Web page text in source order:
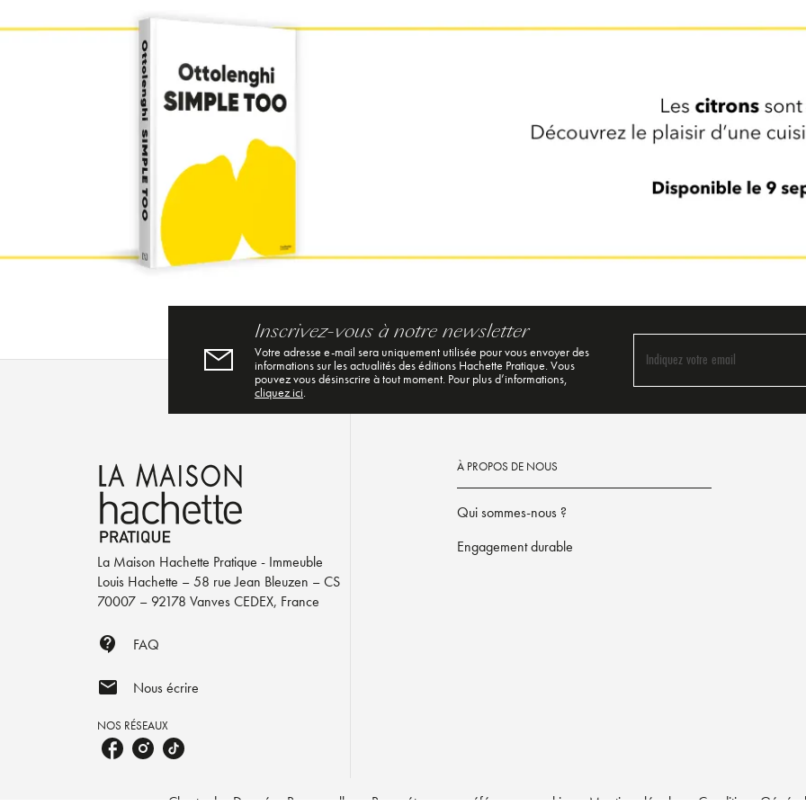
Inscrivez-vous à notre newsletter
Votre adresse e-mail sera uniquement utilisée pour vous envoyer des
informations sur les actualités des éditions Hachette Pratique. Vous
pouvez vous désinscrire à tout moment. Pour plus d’informations,
cliquez ici.
Indiquez votre email
La Maison Hachette Pratique - Immeuble
Louis Hachette – 58 rue Jean Bleuzen – CS
70007 – 92178 Vanves CEDEX, France
contact_support FAQ
mail Nous écrire
NOS RÉSEAUX
À PROPOS DE NOUS
Qui sommes-nous ?
Engagement durable
Charte des Données Personnelles Paramétrez vos préférences cookies Mentions légales Conditions